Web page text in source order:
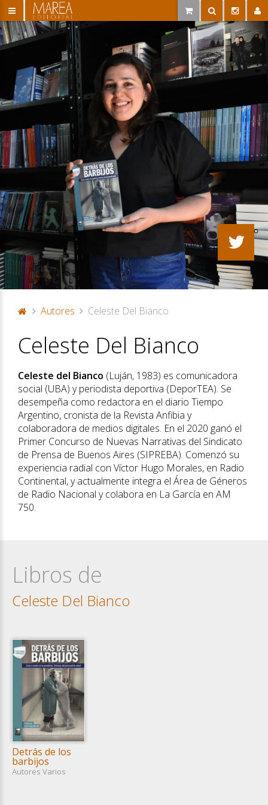
or
ta
a
Autores Celeste Del Bianco
Celeste Del Bianco
Celeste del Bianco (Luján, 1983) es comunicadora
social (UBA) y periodista deportiva (DeporTEA). Se
desempeña como redactora en el diario Tiempo
Argentino, cronista de la Revista Anfibia y
colaboradora de medios digitales. En el 2020 ganó el
Primer Concurso de Nuevas Narrativas del Sindicato
de Prensa de Buenos Aires (SIPREBA). Comenzó su
experiencia radial con Víctor Hugo Morales, en Radio
Continental, y actualmente integra el Área de Géneros
de Radio Nacional y colabora en La García en AM
750.
Libros de
Celeste Del Bianco
Detrás de los
barbijos
Autores Varios